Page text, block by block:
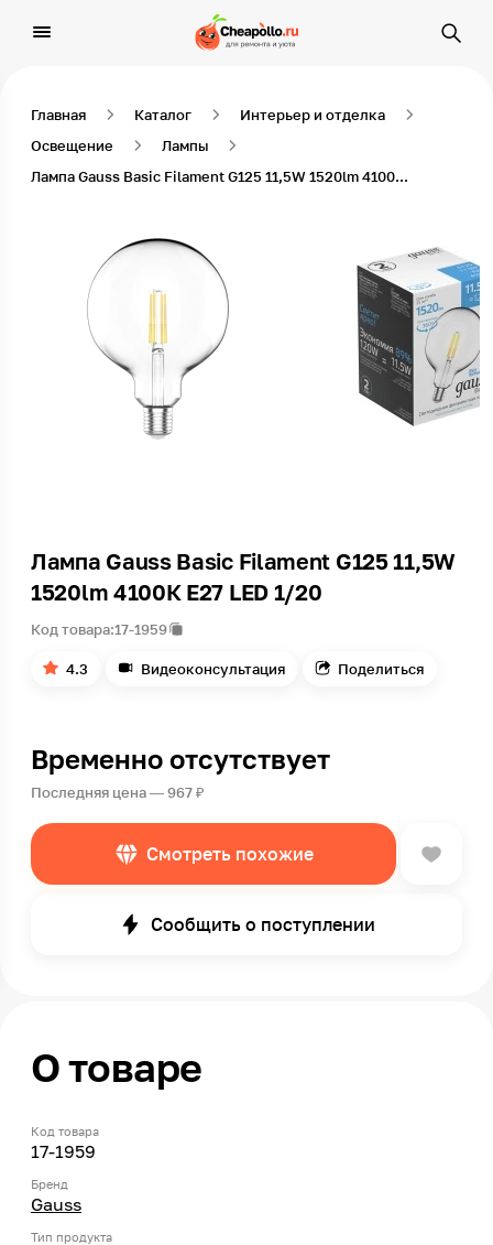
Главная Каталог
Интерьер и отделка
Освещение
Лампы
Лампа Gauss Basic Filament G125 11,5W 1520lm 4100К Е27 LED 1/20
Лампа Gauss Basic Filament G125 11,5W
1520lm 4100К Е27 LED 1/20
Код товара:17-1959
4.3 Видеоконсультация Поделиться
Временно отсутствует
Последняя цена — 967 ₽
Смотреть похожие
Сообщить о поступлении
О товаре
Код товара
17-1959
Бренд
Gauss
Тип продукта